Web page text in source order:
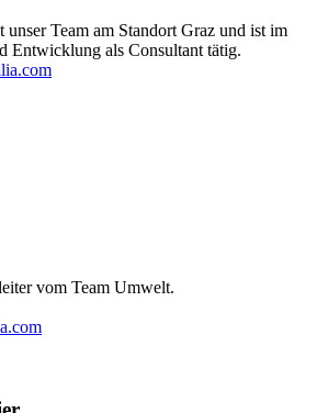
unser Team am Standort Graz und ist im
Entwicklung als Consultant tätig.
vom Team Umwelt.